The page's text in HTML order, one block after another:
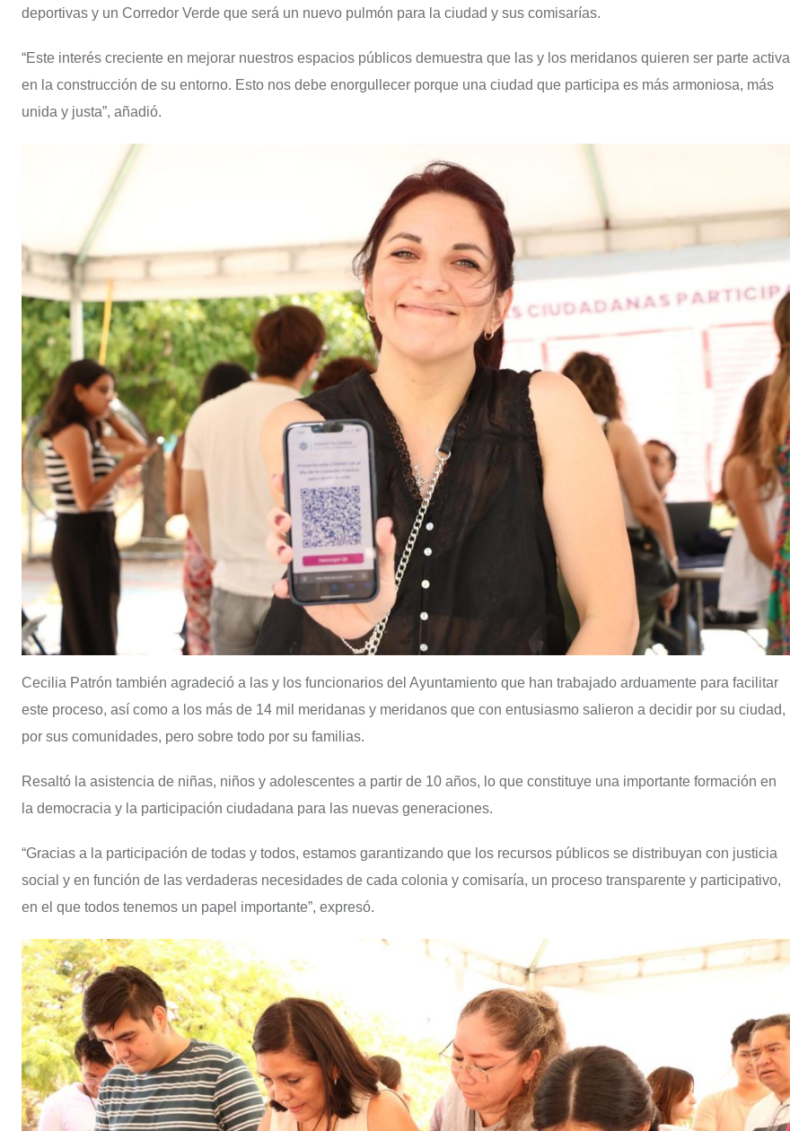
deportivas y un Corredor Verde que será un nuevo pulmón para la ciudad y sus comisarías.
“Este interés creciente en mejorar nuestros espacios públicos demuestra que las y los meridanos quieren ser parte activa
en la construcción de su entorno. Esto nos debe enorgullecer porque una ciudad que participa es más armoniosa, más
unida y justa”, añadió.
Cecilia Patrón también agradeció a las y los funcionarios del Ayuntamiento que han trabajado arduamente para facilitar
este proceso, así como a los más de 14 mil meridanas y meridanos que con entusiasmo salieron a decidir por su ciudad,
por sus comunidades, pero sobre todo por su familias.
Resaltó la asistencia de niñas, niños y adolescentes a partir de 10 años, lo que constituye una importante formación en
la democracia y la participación ciudadana para las nuevas generaciones.
“Gracias a la participación de todas y todos, estamos garantizando que los recursos públicos se distribuyan con justicia
social y en función de las verdaderas necesidades de cada colonia y comisaría, un proceso transparente y participativo,
en el que todos tenemos un papel importante”, expresó.